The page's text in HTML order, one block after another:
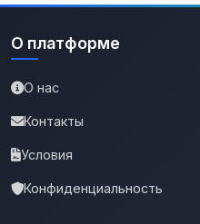
О платформе
О нас
Контакты
Условия
Конфиденциальность